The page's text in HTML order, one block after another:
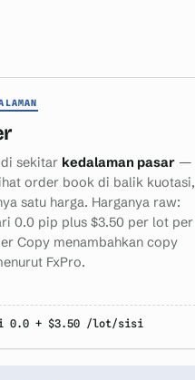
sekitar kedalaman pasar—
order book di balik kuotasi,
satu harga. Harganya raw:
0.0 pip plus $3.50 per lot per
Copy menambahkan copy
FxPro.
0.0 + $3.50 /lot/sisi